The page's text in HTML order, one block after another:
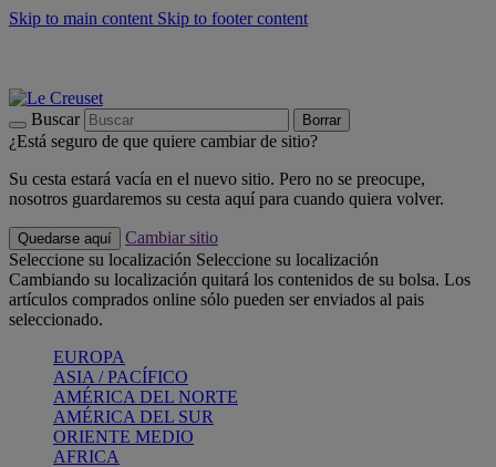
Skip to main content Skip to footer content
Buscar Borrar
¿Está seguro de que quiere cambiar de sitio?
Su cesta estará vacía en el nuevo sitio. Pero no se preocupe,
nosotros guardaremos su cesta aquí para cuando quiera volver.
Quedarse aquí
Cambiar sitio
Seleccione su localización Seleccione su localización
Cambiando su localización quitará los contenidos de su bolsa. Los
artículos comprados online sólo pueden ser enviados al pais
seleccionado.
EUROPA
ASIA / PACÍFICO
AMÉRICA DEL NORTE
AMÉRICA DEL SUR
ORIENTE MEDIO
AFRICA